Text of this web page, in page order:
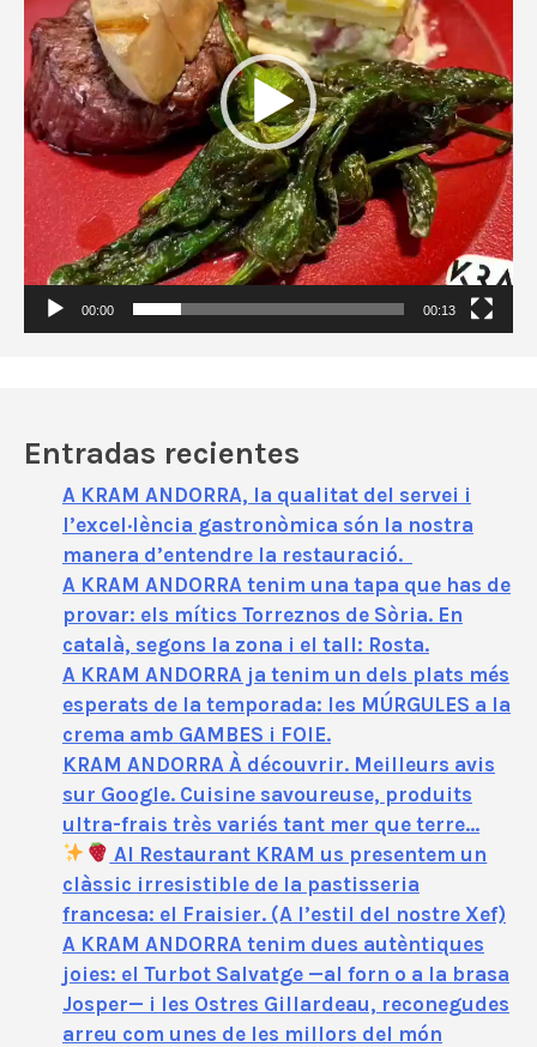
d
u
c
t
d
e
v
d
00:00 00:13
Entradas recientes
A KRAM ANDORRA, la qualitat del servei i
l’excel·lència gastronòmica són la nostra
manera d’entendre la restauració.
A KRAM ANDORRA tenim una tapa que has de
provar: els mítics Torreznos de Sòria. En
català, segons la zona i el tall: Rosta.
A KRAM ANDORRA ja tenim un dels plats més
esperats de la temporada: les MÚRGULES a la
crema amb GAMBES i FOIE.
KRAM ANDORRA À découvrir. Meilleurs avis
sur Google. Cuisine savoureuse, produits
ultra-frais très variés tant mer que terre…
Al Restaurant KRAM us presentem un
clàssic irresistible de la pastisseria
francesa: el Fraisier. (A l’estil del nostre Xef)
A KRAM ANDORRA tenim dues autèntiques
joies: el Turbot Salvatge —al forn o a la brasa
Josper— i les Ostres Gillardeau, reconegudes
arreu com unes de les millors del món